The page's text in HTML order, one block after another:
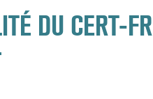
DU CERT-FR